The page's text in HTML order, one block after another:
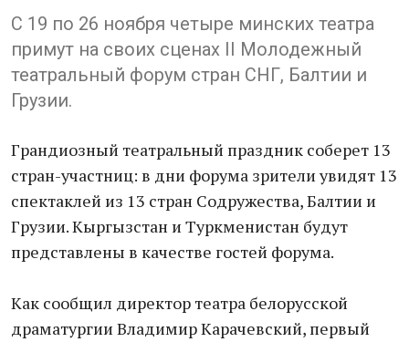
С 19 по 26 ноября четыре минских театра
примут на своих сценах II Молодежный
театральный форум стран СНГ, Балтии и
Грузии.
Грандиозный театральный праздник соберет 13
стран-участниц: в дни форума зрители увидят 13
спектаклей из 13 стран Содружества, Балтии и
Грузии. Кыргызстан и Туркменистан будут
представлены в качестве гостей форума.
Как сообщил директор театра белорусской
драматургии Владимир Карачевский, первый